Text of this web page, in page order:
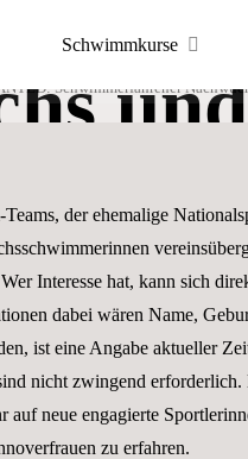
Schwimmkurse
Schwimmerfahrener
der ehemalige
Interesse hat, kann sich
dabei wären Name,
ist eine Angabe aktueller
nicht zwingend
neue engagierte
zu erfahren.